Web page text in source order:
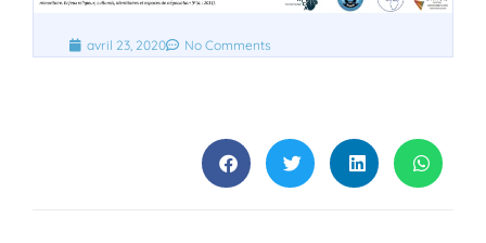
avril 23, 2020 No Comments